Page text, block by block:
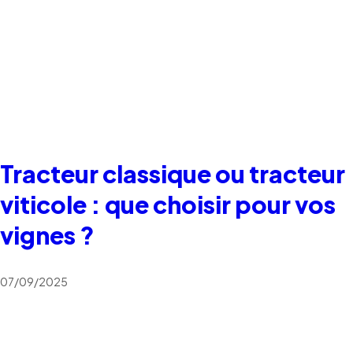
Tracteur classique ou tracteur
viticole : que choisir pour vos
vignes ?
07/09/2025